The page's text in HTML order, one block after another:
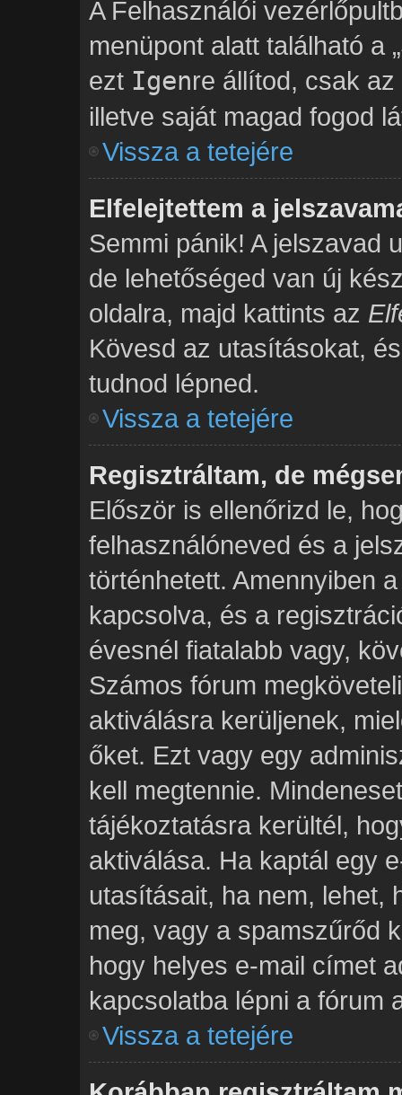
A Felhasználói
menüpont alatt található a
ezt Igenre állítod, csak
illetve saját magad fogod
Vissza a tetejére
Elfelejtettem a
Semmi pánik! A jelszavad
de lehetőséged van új
oldalra, majd kattints az
Kövesd az utasításokat,
tudnod lépned.
Vissza a tetejére
Regisztráltam, de
Először is ellenőrizd le,
felhasználóneved és a
történhetett. Amennyiben
kapcsolva, és a
évesnél fiatalabb vagy,
Számos fórum
aktiválásra kerüljenek,
őket. Ezt vagy egy
kell megtennie.
tájékoztatásra kerültél,
aktiválása. Ha kaptál egy
utasításait, ha nem, lehet,
meg, vagy a spamszűrőd
hogy helyes e-mail címet
kapcsolatba lépni a fórum
Vissza a tetejére